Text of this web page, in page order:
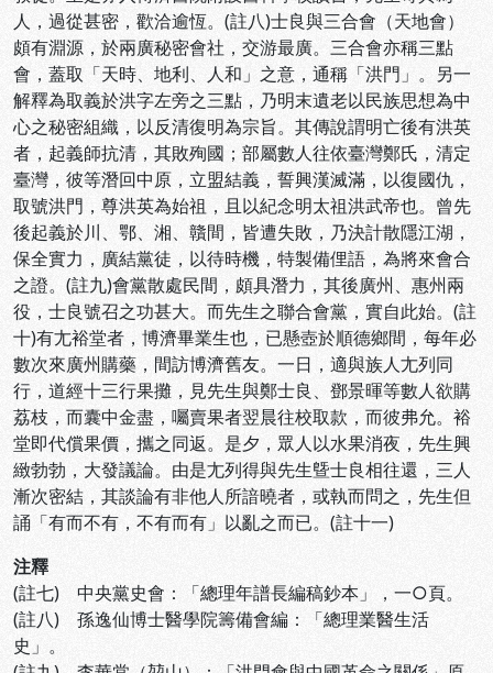
人，過從甚密，歡洽逾恆。(註八)士良與三合會（天地會）
頗有淵源，於兩廣秘密會社，交游最廣。三合會亦稱三點
會，蓋取「天時、地利、人和」之意，通稱「洪門」。另一
解釋為取義於洪字左旁之三點，乃明末遺老以民族思想為中
心之秘密組織，以反清復明為宗旨。其傳說謂明亡後有洪英
者，起義師抗清，其敗殉國；部屬數人往依臺灣鄭氏，清定
臺灣，彼等潛回中原，立盟結義，誓興漢滅滿，以復國仇，
取號洪門，尊洪英為始祖，且以紀念明太祖洪武帝也。曾先
後起義於川、鄂、湘、贛間，皆遭失敗，乃決計散隱江湖，
保全實力，廣結黨徒，以待時機，特製備俚語，為將來會合
之證。(註九)會黨散處民間，頗具潛力，其後廣州、惠州兩
役，士良號召之功甚大。而先生之聯合會黨，實自此始。(註
十)有尢裕堂者，博濟畢業生也，已懸壺於順德鄉間，每年必
數次來廣州購藥，間訪博濟舊友。一日，適與族人尢列同
行，道經十三行果攤，見先生與鄭士良、鄧景暉等數人欲購
荔枝，而囊中金盡，囑賣果者翌晨往校取款，而彼弗允。裕
堂即代償果價，攜之同返。是夕，眾人以水果消夜，先生興
緻勃勃，大發議論。由是尢列得與先生曁士良相往還，三人
漸次密結，其談論有非他人所諳曉者，或執而問之，先生但
誦「有而不有，不有而有」以亂之而已。(註十一)
注釋
(註七) 中央黨史會：「總理年譜長編稿鈔本」，一○頁。
(註八) 孫逸仙博士醫學院籌備會編：「總理業醫生活
史」。